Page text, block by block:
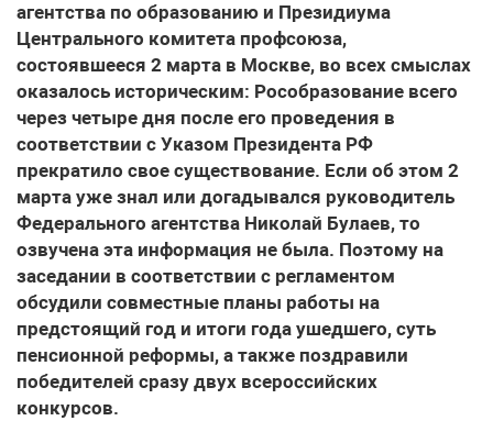
агентства по образованию и Президиума
Центрального комитета профсоюза,
состоявшееся 2 марта в Москве, во всех смыслах
оказалось историческим: Рособразование всего
через четыре дня после его проведения в
соответствии с Указом Президента РФ
прекратило свое существование. Если об этом 2
марта уже знал или догадывался руководитель
Федерального агентства Николай Булаев, то
озвучена эта информация не была. Поэтому на
заседании в соответствии с регламентом
обсудили совместные планы работы на
предстоящий год и итоги года ушедшего, суть
пенсионной реформы, а также поздравили
победителей сразу двух всероссийских
конкурсов.